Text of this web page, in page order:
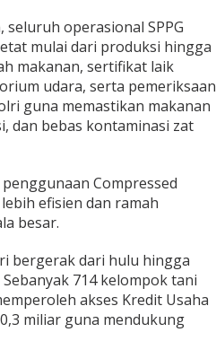
operasional SPPG
mulai dari produksi hingga
makanan, sertifikat laik
udara, serta pemeriksaan
guna memastikan makanan
dan bebas kontaminasi zat
Compressed
efisien dan ramah
besar.
bergerak dari hulu hingga
714 kelompok tani
akses Kredit Usaha
miliar guna mendukung